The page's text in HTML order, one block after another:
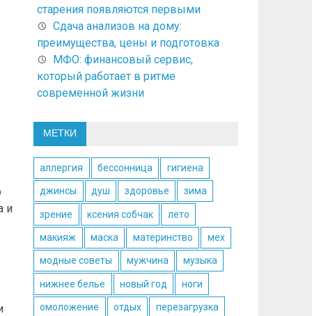
и
старения появляются первыми
Сдача анализов на дому:
преимущества, цены и подготовка
МФО: финансовый сервис,
который работает в ритме
современной жизни
МЕТКИ
аллергия бессонница гигиена
джинсы душ здоровье зима
зрение ксения собчак лето
макияж маска материнство мех
модные советы мужчина музыка
нижнее белье новый год ноги
омоложение отдых перезагрузка